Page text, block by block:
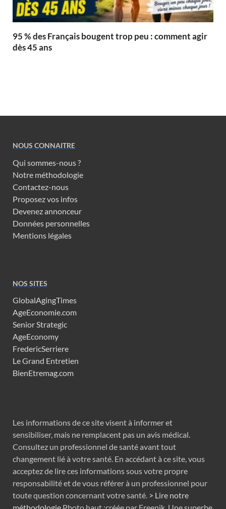
95 % des Français bougent trop peu : comment agir
dès 45 ans
NOUS CONNAITRE
Qui sommes-nous ?
Notre méthodologie
Contactez-nous
Proposez vos infos
Devenez annonceur
Données personnelles
Mentions légales
NOS SITES
GlobalAgingTimes
AgeEconomie.com
Senior Strategic
AgeEconomy
FredericSerriere
Le Grand Entretien
BienEtremag.com
Les informations de ce site visent à informer et
sensibiliser, mais ne remplacent pas un avis médical.
Consultez un professionnel de santé avant tout
changement lié à votre santé. En accédant à ce site, vous
acceptez de lire ces informations sous votre propre
responsabilité et de vous référer à un professionnel pour
toute question concernant votre santé. > Lire notre